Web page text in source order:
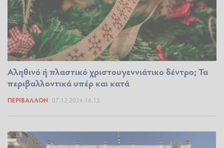
Αληθινό ή πλαστικό χριστουγεννιάτικο δέντρο; Τα
περιβαλλοντικά υπέρ και κατά
ΠΕΡΙΒΆΛΛΟΝ 07.12.2024 16:15